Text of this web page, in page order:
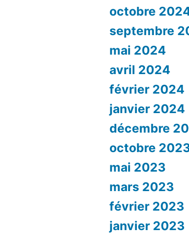
octobre
septembre
mai 2024
avril 2024
février 2024
janvier 2024
décembre
octobre
mai 2023
mars 2023
février 2023
janvier 2023